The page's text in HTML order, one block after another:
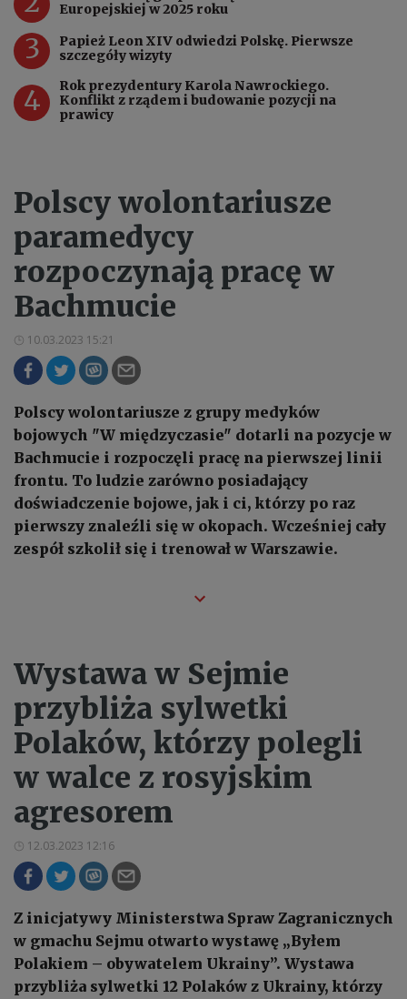
Europejskiej w 2025 roku
3
Papież Leon XIV odwiedzi Polskę. Pierwsze
szczegóły wizyty
4
Rok prezydentury Karola Nawrockiego.
Konflikt z rządem i budowanie pozycji na
prawicy
Polscy wolontariusze
paramedycy
rozpoczynają pracę w
Bachmucie
10.03.2023 15:21
Polscy wolontariusze z grupy medyków
bojowych "W międzyczasie" dotarli na pozycje w
Bachmucie i rozpoczęli pracę na pierwszej linii
frontu. To ludzie zarówno posiadający
doświadczenie bojowe, jak i ci, którzy po raz
pierwszy znaleźli się w okopach. Wcześniej cały
zespół szkolił się i trenował w Warszawie.
Wystawa w Sejmie
przybliża sylwetki
Polaków, którzy polegli
w walce z rosyjskim
agresorem
12.03.2023 12:16
Z inicjatywy Ministerstwa Spraw Zagranicznych
w gmachu Sejmu otwarto wystawę „Byłem
Polakiem – obywatelem Ukrainy”. Wystawa
przybliża sylwetki 12 Polaków z Ukrainy, którzy